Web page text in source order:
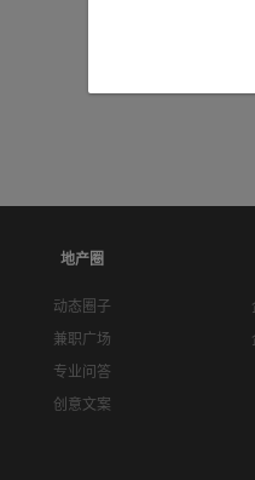
地产圈
动态圈子
兼职广场
专业问答
创意文案